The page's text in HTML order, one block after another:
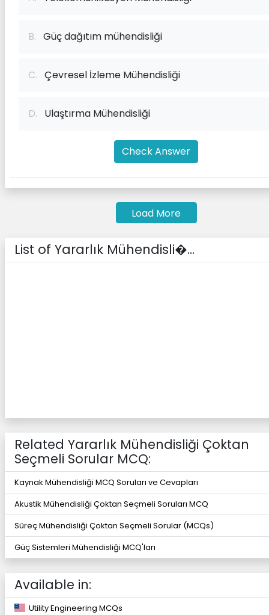
B. Güç dağıtım mühendisliği
C. Çevresel İzleme Mühendisliği
D. Ulaştırma Mühendisliği
Check Answer
Load More
List of Yararlık Mühendisli�...
Related Yararlık Mühendisliği Çoktan
Seçmeli Sorular MCQ:
Kaynak Mühendisliği MCQ Soruları ve Cevapları
Akustik Mühendisliği Çoktan Seçmeli Soruları MCQ
Süreç Mühendisliği Çoktan Seçmeli Sorular (MCQs)
Güç Sistemleri Mühendisliği MCQ'ları
Available in:
Utility Engineering MCQs